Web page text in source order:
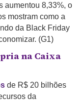
aumentou 8,33%, o
mostram como a
da Black Friday
(G1)
na Caixa
de R$ 20 bilhões
da